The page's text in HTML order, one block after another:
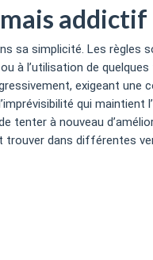
addictif
sa simplicité. Les
à l’utilisation de
exigeant
qui
tenter à nouveau
dans différentes